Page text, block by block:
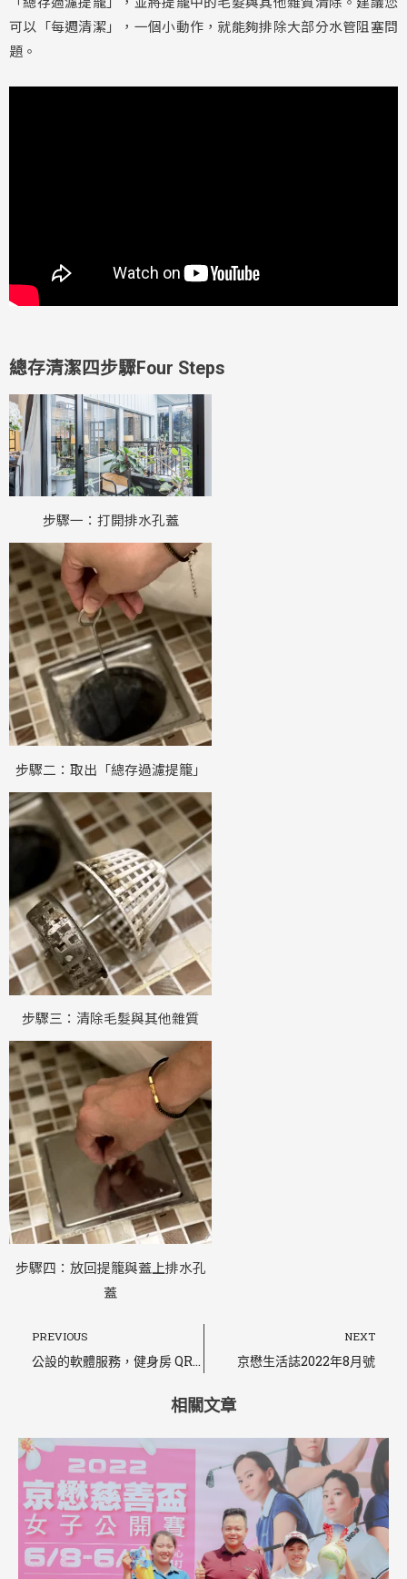
可以「每週清潔」，一個小動作，就能夠排除大部分水管阻塞問
題。
總存清潔四步驟Four Steps
步驟一：打開排水孔蓋
步驟二：取出「總存過濾提籠」
步驟三：清除毛髮與其他雜質
步驟四：放回提籠與蓋上排水孔
蓋
上一頁
PREVIOUS
公設的軟體服務，健身房 QR code影片教學
NEXT
京懋生活誌2022年8月號
相關文章